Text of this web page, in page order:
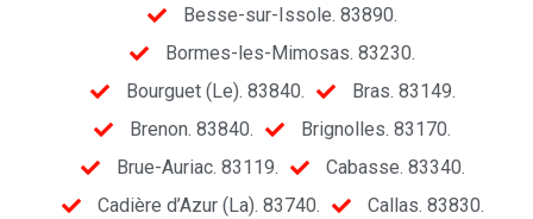
Besse-sur-Issole. 83890.
Bormes-les-Mimosas. 83230.
Bourguet (Le). 83840.
Bras. 83149.
Brenon. 83840.
Brignolles. 83170.
Brue-Auriac. 83119.
Cabasse. 83340.
Cadière d’Azur (La). 83740.
Callas. 83830.